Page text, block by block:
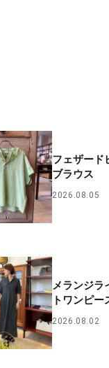
フェザー
ブラウス
2026.08.05
メランジ
トワンピー
2026.08.02